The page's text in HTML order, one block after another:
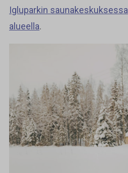
Igluparkin saunakeskuksessa
alueella.